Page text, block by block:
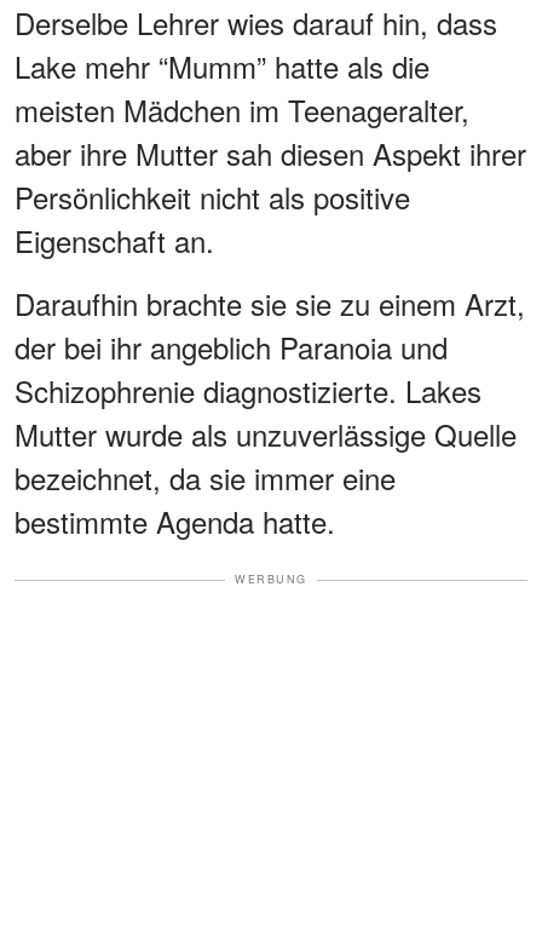
Derselbe Lehrer wies darauf hin, dass
Lake mehr “Mumm” hatte als die
meisten Mädchen im Teenageralter,
aber ihre Mutter sah diesen Aspekt ihrer
Persönlichkeit nicht als positive
Eigenschaft an.
Daraufhin brachte sie sie zu einem Arzt,
der bei ihr angeblich Paranoia und
Schizophrenie diagnostizierte. Lakes
Mutter wurde als unzuverlässige Quelle
bezeichnet, da sie immer eine
bestimmte Agenda hatte.
WERBUNG